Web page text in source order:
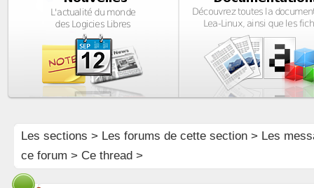
Les sections > Les forums de cette section> Les
ce forum > Ce thread >